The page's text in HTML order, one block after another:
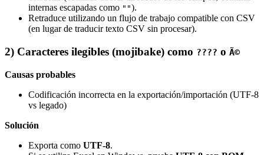
internas escapadas como "").
Retraduce utilizando un flujo de trabajo compatible con CSV
(en lugar de traducir texto CSV sin procesar).
2) Caracteres ilegibles (mojibake) como ???? o Ã©
Causas probables
Codificación incorrecta en la exportación/importación (UTF‑8
vs legado)
Solución
Exporta como UTF‑8.